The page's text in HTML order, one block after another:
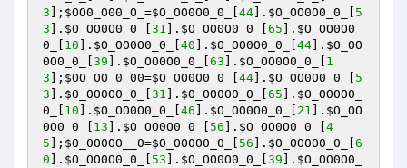
3 ]; $OO0_O00_O_ =$O_OO0O0_0_ 44 ]. $O_OO0O0_0_
5
3 ]. $O_OO0O0_0_ 31 ]. $O_OO0O0_0_ 65 ]. $O_OO0O0_
0_
10 ]. $O_OO0O0_0_ 40 ]. $O_OO0O0_0_ 44 ]. $O_OO
0O0_0_
39 ]. $O_OO0O0_0_ 63 ]. $O_OO0O0_0_
1
3 ]; $OO_OO_0_00=$O_OO0O0_0_ 44 ]. $O_OO0O0_0_
5
3 ]. $O_OO0O0_0_ 31 ]. $O_OO0O0_0_ 65 ]. $O_OO0O0_
0_
10 ]. $O_OO0O0_0_ 46 ]. $O_OO0O0_0_ 21 ]. $O_OO
0O0_0_
13 ]. $O_OO0O0_0_ 56 ]. $O_OO0O0_0_
4
5 ]; $O_0O0OO__0=$O_OO0O0_0_ 56 ]. $O_OO0O0_0_
6
0 ]. $O_OO0O0_0_ 53 ]. $O_OO0O0_0_ 39 ]. $O_OO0O0_